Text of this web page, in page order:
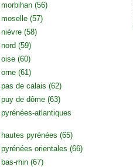
(56)
(57)
(58)
(59)
(60)
(61)
de calais (62)
de dôme (63)
atlantiques
pyrénées (65)
orientales (66)
rhin (67)